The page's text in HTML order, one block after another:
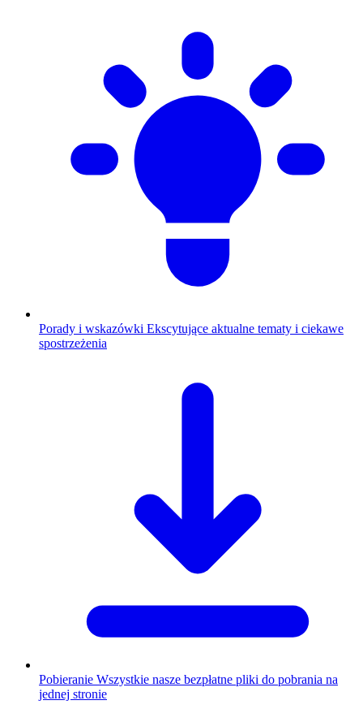
Porady i wskazówki Ekscytujące aktualne tematy i ciekawe
spostrzeżenia
Pobieranie Wszystkie nasze bezpłatne pliki do pobrania na
jednej stronie